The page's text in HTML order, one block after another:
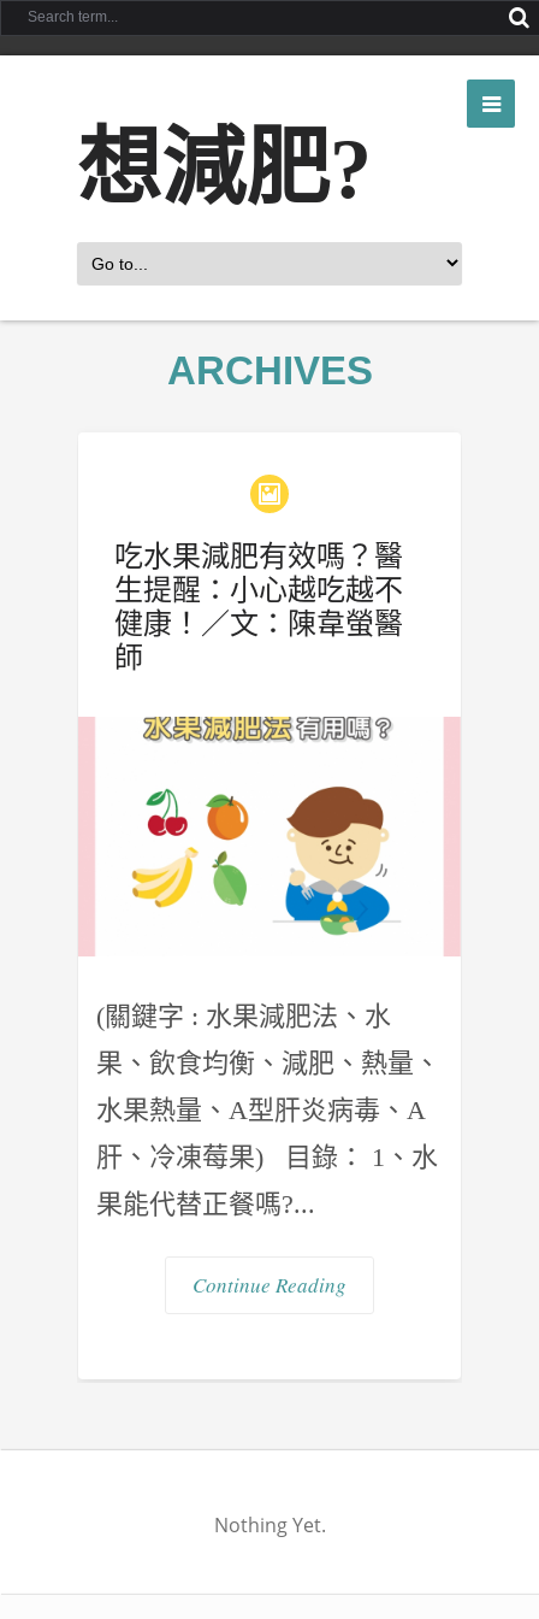
想減肥?
ARCHIVES
吃水果減肥有效嗎？醫
生提醒：小心越吃越不
健康！／文：陳韋螢醫
師
(關鍵字 : 水果減肥法、水
果、飲食均衡、減肥、熱量、
水果熱量、A型肝炎病毒、A
肝、冷凍莓果) 目錄： 1、水
果能代替正餐嗎?...
Continue Reading
Nothing Yet.